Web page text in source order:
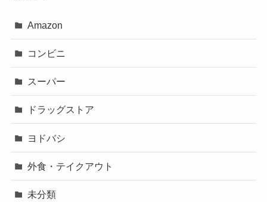
Amazon
コンビニ
スーパー
ドラッグストア
ヨドバシ
外食・テイクアウト
未分類